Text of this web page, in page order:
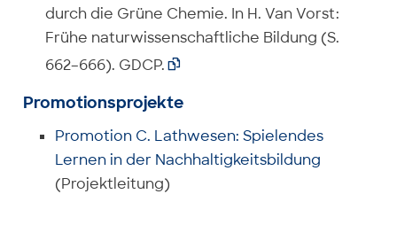
durch die Grüne Chemie. In H. Van Vorst:
Frühe naturwissenschaftliche Bildung (S.
662–666). GDCP. 
Promotionsprojekte
Promotion C. Lathwesen: Spielendes
Lernen in der Nachhaltigkeitsbildung
(Projektleitung)